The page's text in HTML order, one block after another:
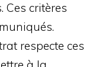
Ces critères
respecte ces